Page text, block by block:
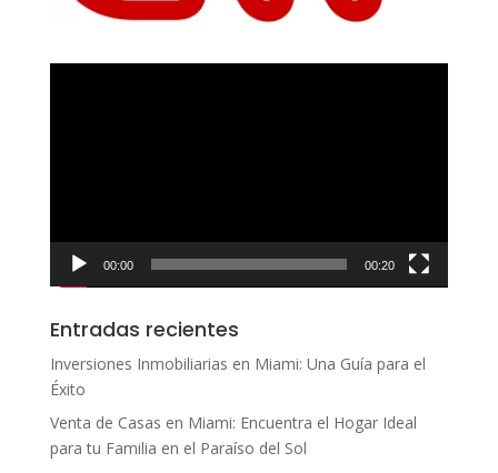
00:00 00:20
Entradas recientes
Inversiones Inmobiliarias en Miami: Una Guía para el
Éxito
Venta de Casas en Miami: Encuentra el Hogar Ideal
para tu Familia en el Paraíso del Sol